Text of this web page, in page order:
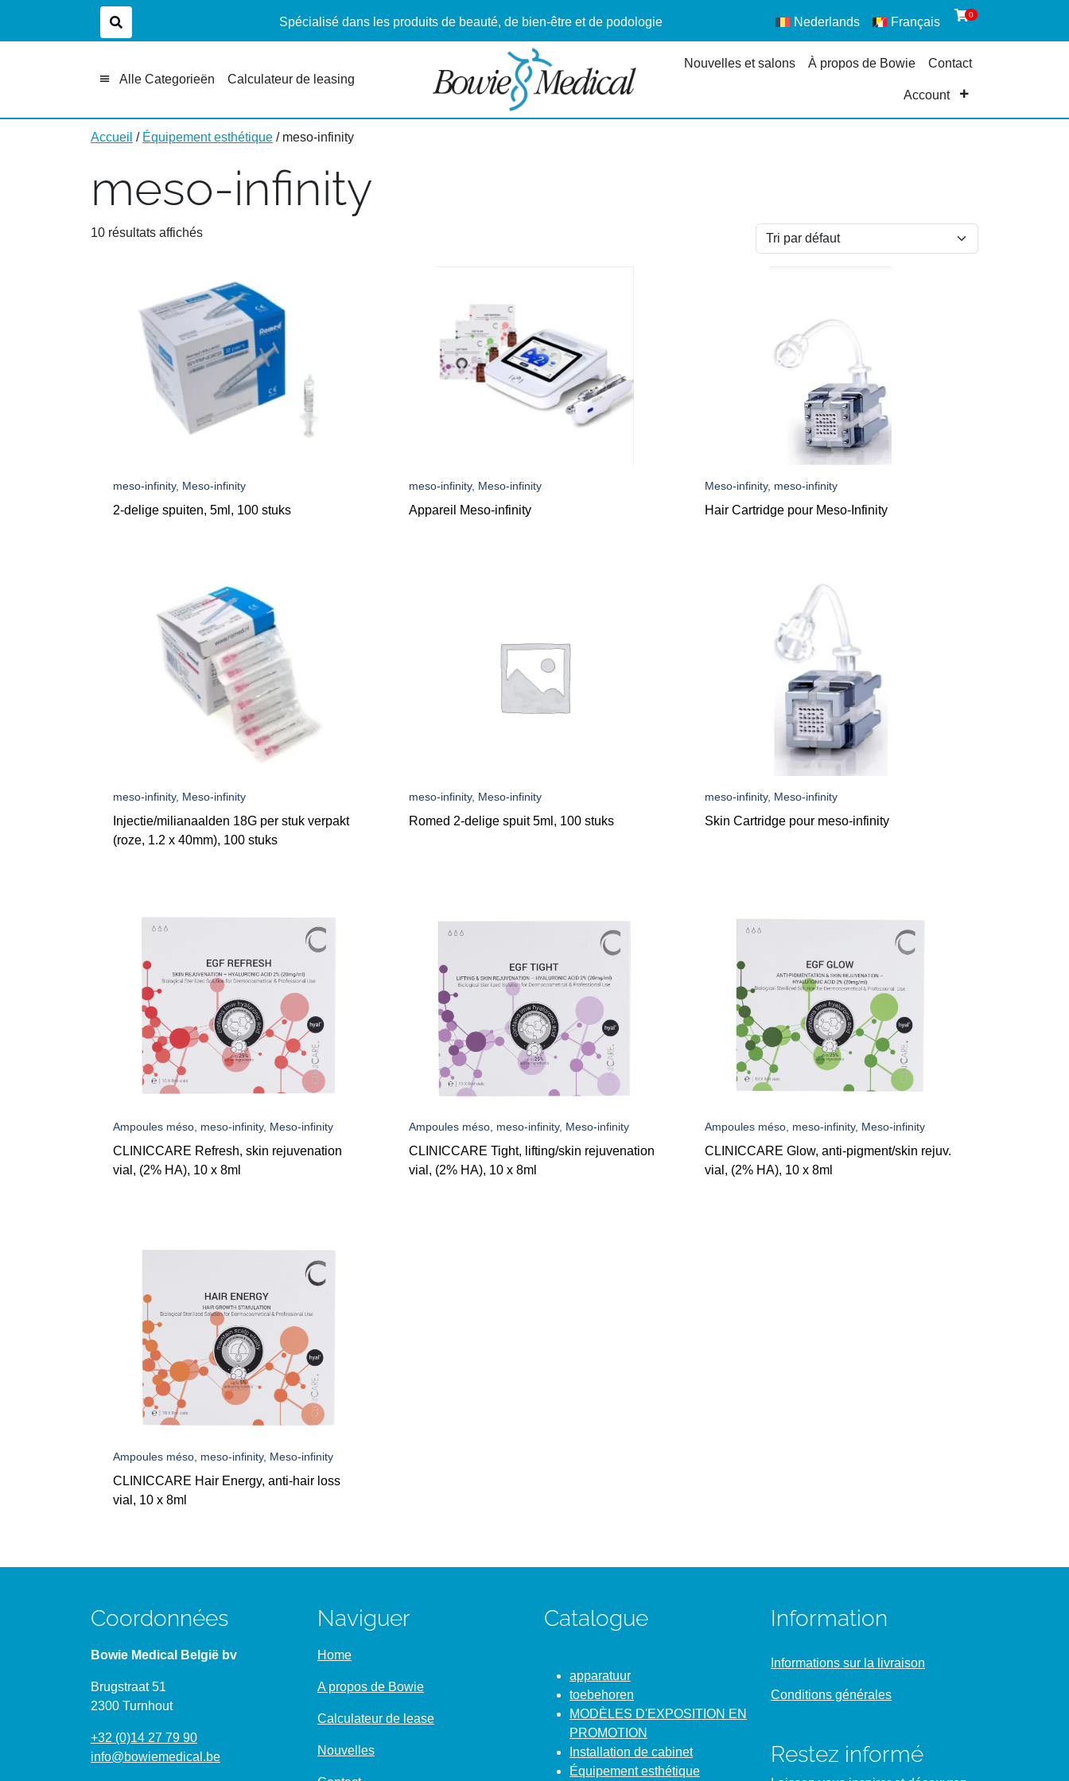
Nederlands Français
Spécialisé dans les produits de beauté, de bien-être et de podologie
0
Alle Categorieën Calculateur de leasing
Nouvelles et salons À propos de Bowie Contact
Account
Accueil / Équipement esthétique / meso-infinity
meso-infinity
10 résultats affichés
meso-infinity, Meso-infinity
2-delige spuiten, 5ml, 100 stuks
meso-infinity, Meso-infinity
Appareil Meso-infinity
Meso-infinity, meso-infinity
Hair Cartridge pour Meso-Infinity
meso-infinity, Meso-infinity
Injectie/milianaalden 18G per stuk verpakt
(roze, 1.2 x 40mm), 100 stuks
meso-infinity, Meso-infinity
Romed 2-delige spuit 5ml, 100 stuks
meso-infinity, Meso-infinity
Skin Cartridge pour meso-infinity
Ampoules méso, meso-infinity, Meso-infinity
CLINICCARE Refresh, skin rejuvenation
vial, (2% HA), 10 x 8ml
Ampoules méso, meso-infinity, Meso-infinity
CLINICCARE Tight, lifting/skin rejuvenation
vial, (2% HA), 10 x 8ml
Ampoules méso, meso-infinity, Meso-infinity
CLINICCARE Glow, anti-pigment/skin rejuv.
vial, (2% HA), 10 x 8ml
Ampoules méso, meso-infinity, Meso-infinity
CLINICCARE Hair Energy, anti-hair loss
vial, 10 x 8ml
Coordonnées
Bowie Medical België bv
Brugstraat 51
2300 Turnhout
+32 (0)14 27 79 90
info@bowiemedical.be
Naviguer
Home
A propos de Bowie
Calculateur de lease
Nouvelles
Catalogue
apparatuur
toebehoren
MODÈLES D'EXPOSITION EN
PROMOTION
Installation de cabinet
Équipement esthétique
Information
Informations sur la livraison
Conditions générales
Restez informé